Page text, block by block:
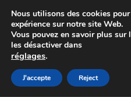
Colissimo
Du lundi au
Aller
à
Aller
au
Nous utilisons des cookies
expérience sur notre site Web.
Vous pouvez en savoir plus
les désactiver dans
réglages.
J'accepte Reject